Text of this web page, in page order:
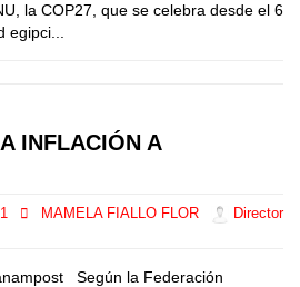
la COP27, que se celebra desde el 6
INFLACIÓN A
MAMELA FIALLO FLOR
Director
Según la Federación